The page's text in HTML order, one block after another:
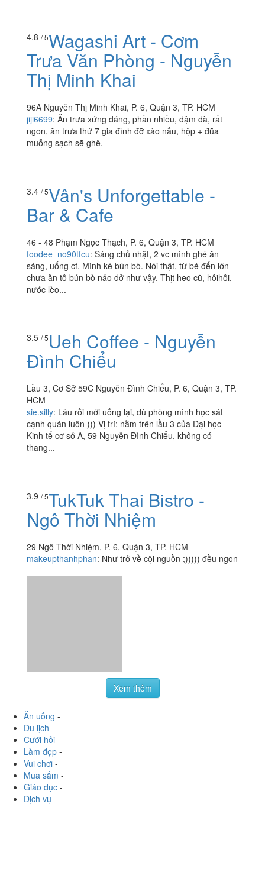
4.8 / 5Wagashi Art - Cơm
Trưa Văn Phòng - Nguyễn
Thị Minh Khai
96A Nguyễn Thị Minh Khai, P. 6, Quận 3, TP. HCM
jiji6699: Ăn trưa xứng đáng, phần nhiều, đậm đà, rất
ngon, ăn trưa thứ 7 gia đình đỡ xào nấu, hộp + đũa
muỗng sạch sẽ ghê.
3.4 / 5Vân's Unforgettable -
Bar & Cafe
46 - 48 Phạm Ngọc Thạch, P. 6, Quận 3, TP. HCM
foodee_no90tfcu: Sáng chủ nhật, 2 vc mình ghé ăn
sáng, uống cf. Mình kê bún bò. Nói thật, từ bé đến lớn
chưa ăn tô bún bò nảo dở như vậy. Thịt heo cũ, hôihôi,
nước lèo...
3.5 / 5Ueh Coffee - Nguyễn
Đình Chiểu
Lầu 3, Cơ Sở 59C Nguyễn Đình Chiểu, P. 6, Quận 3, TP.
HCM
sie.silly: Lâu rồi mới uống lại, dù phòng mình học sát
cạnh quán luôn ))) Vị trí: nằm trên lầu 3 của Đại học
Kinh tế cơ sở A, 59 Nguyễn Đình Chiểu, không có
thang...
3.9 / 5TukTuk Thai Bistro -
Ngô Thời Nhiệm
29 Ngô Thời Nhiệm, P. 6, Quận 3, TP. HCM
makeupthanhphan: Như trở về cội nguồn ;))))) đều ngon
Xem thêm
Ăn uống -
Du lịch -
Cưới hỏi -
Làm đẹp -
Vui chơi -
Mua sắm -
Giáo dục -
Dịch vụ